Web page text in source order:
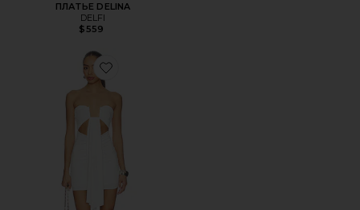
ПЛАТЬЕ DELINA
DELFI
$559
Favorite ПЛАТЬЕ ROSY